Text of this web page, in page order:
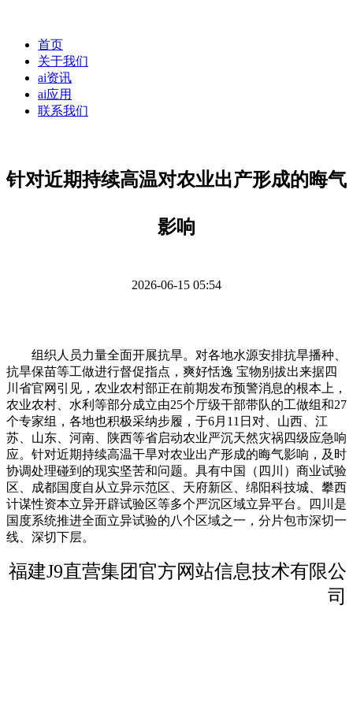
首页
关于我们
ai资讯
ai应用
联系我们
针对近期持续高温对农业出产形成的晦气
影响
2026-06-15 05:54
组织人员力量全面开展抗旱。对各地水源安排抗旱播种、
抗旱保苗等工做进行督促指点，爽好恬逸 宝物别拔出来据四
川省官网引见，农业农村部正在前期发布预警消息的根本上，
农业农村、水利等部分成立由25个厅级干部带队的工做组和27
个专家组，各地也积极采纳步履，于6月11日对、山西、江
苏、山东、河南、陕西等省启动农业严沉天然灾祸四级应急响
应。针对近期持续高温干旱对农业出产形成的晦气影响，及时
协调处理碰到的现实坚苦和问题。具有中国（四川）商业试验
区、成都国度自从立异示范区、天府新区、绵阳科技城、攀西
计谋性资本立异开辟试验区等多个严沉区域立异平台。四川是
国度系统推进全面立异试验的八个区域之一，分片包市深切一
线、深切下层。
福建J9直营集团官方网站信息技术有限公
司